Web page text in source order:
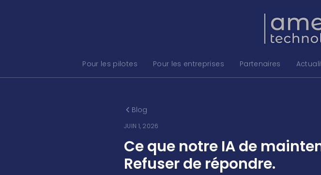
Pour les pilotes Pour les entreprises Partenaires
Blog
JUIN 1, 2026
Ce que notre IA de
Refuser de répondre.